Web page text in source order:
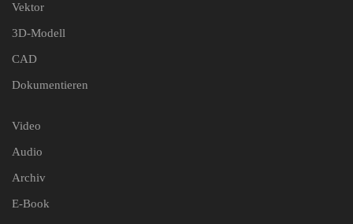
Vektor
3D-Modell
CAD
Dokumentieren
Video
Audio
Archiv
E-Book